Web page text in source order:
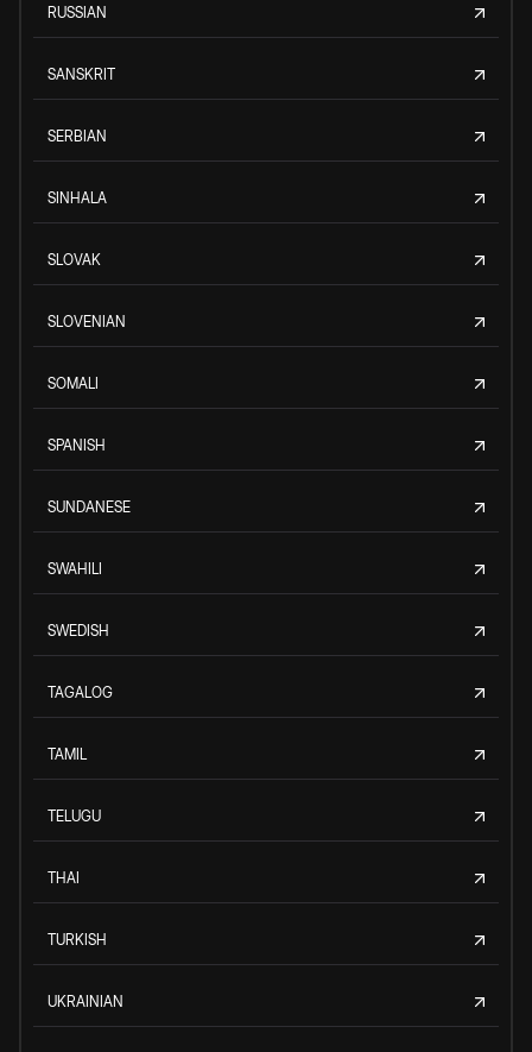
RUSSIAN
SANSKRIT
SERBIAN
SINHALA
SLOVAK
SLOVENIAN
SOMALI
SPANISH
SUNDANESE
SWAHILI
SWEDISH
TAGALOG
TAMIL
TELUGU
THAI
TURKISH
UKRAINIAN